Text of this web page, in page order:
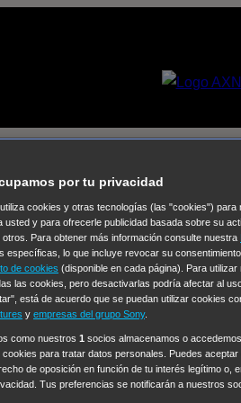
Selecciona un
Colección de
Operación: Huracán House of
en familia Hudson & Rex
Lola High Country Los casos de
Libre de Culpa Morbius NCIS:
Chicago Fire Monarch Circuito
por tu privacidad
cookies y otras tecnologías (las "cookies")
usted y para ofrecerle publicidad basada sobre su
otros. Para obtener más información consulte nuestra
específicas, lo que incluye revocar su
de cookies (disponible en cada página). Para
las cookies, pero desactivarlas podría afectar al
está de acuerdo que se puedan utilizar cookies
y empresas del grupo Sony.
como nuestros 1 socios almacenamos o
para tratar datos personales. Puedes
de oposición en función de tu interés legítimo o,
Tus preferencias se notificarán a nuestros